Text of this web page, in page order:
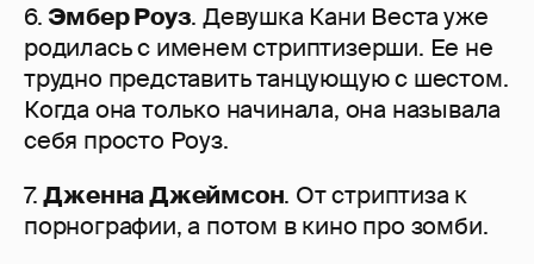
6. Эмбер Роуз. Девушка Кани Веста уже
родилась с именем стриптизерши. Ее не
трудно представить танцующую с шестом.
Когда она только начинала, она называла
себя просто Роуз.
7.Дженна Джеймсон. От стриптиза к
порнографии, а потом в кино про зомби.